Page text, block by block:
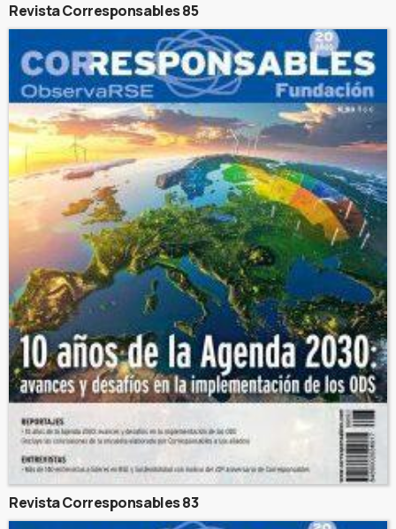
Revista Corresponsables 85
Revista Corresponsables 83